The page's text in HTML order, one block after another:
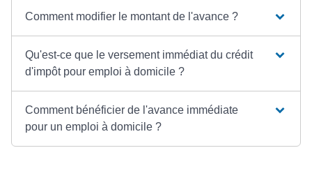
Comment modifier le montant de l'avance ?
Qu'est-ce que le versement immédiat du crédit
d'impôt pour emploi à domicile ?
Comment bénéficier de l'avance immédiate
pour un emploi à domicile ?